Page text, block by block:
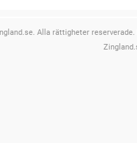
Alla rättigheter